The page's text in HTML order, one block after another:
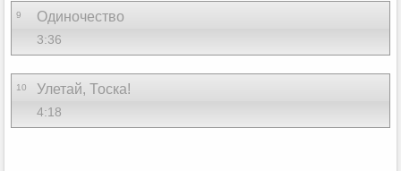
9 Одиночество
3:36
10 Улетай, Тоска!
4:18